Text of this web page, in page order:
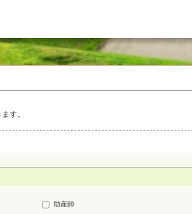
す。
助産師